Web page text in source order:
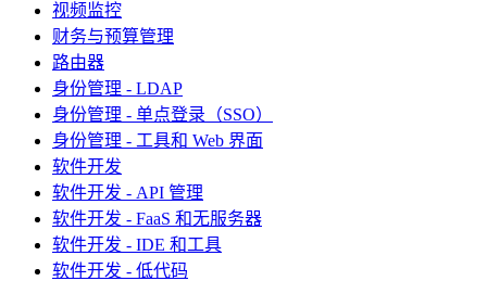
视频监控
财务与预算管理
路由器
身份管理 - LDAP
身份管理 - 单点登录（SSO）
身份管理 - 工具和 Web 界面
软件开发
软件开发 - API 管理
软件开发 - FaaS 和无服务器
软件开发 - IDE 和工具
软件开发 - 低代码